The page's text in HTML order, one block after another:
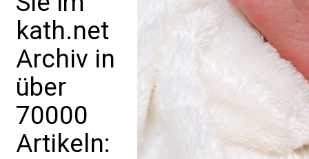
kath.net
Archiv in
über
70000
Artikeln: